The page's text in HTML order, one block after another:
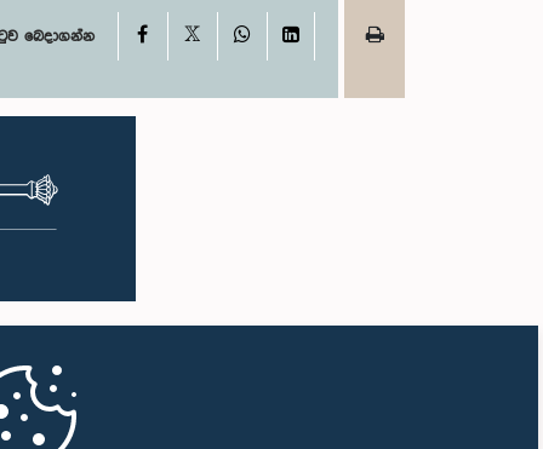
බෙදාගන්න Facebook WhatsAppLinkedIn